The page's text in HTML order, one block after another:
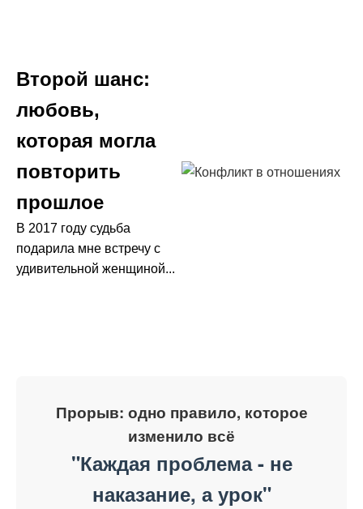
Второй шанс:
любовь,
которая могла
повторить
прошлое
В 2017 году судьба
подарила мне встречу с
удивительной женщиной...
Прорыв: одно правило, которое
изменило всё
"Каждая проблема - не
наказание, а урок"